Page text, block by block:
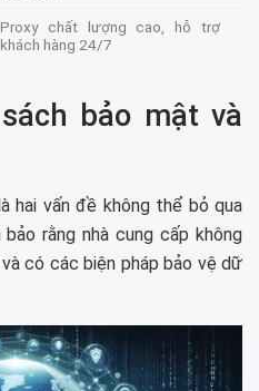
Proxy chất lượng cao, hỗ trợ
khách hàng 24/7
bảo mật và
hai vấn đề không thể bỏ qua
rằng nhà cung cấp không
có các biện pháp bảo vệ dữ